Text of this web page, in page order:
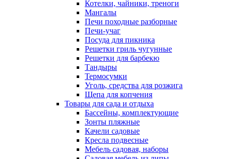
Котелки, чайники, треноги
Мангалы
Печи походные разборные
Печи-учаг
Посуда для пикника
Решетки гриль чугунные
Решетки для барбекю
Тандыры
Термосумки
Уголь, средства для розжига
Щепа для копчения
Товары для сада и отдыха
Бассейны, комплектующие
Зонты пляжные
Качели садовые
Кресла подвесные
Мебель садовая, наборы